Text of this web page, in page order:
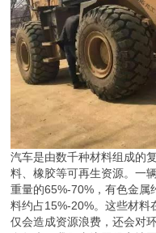
汽车是由数千种材料组成的
料、橡胶等可再生资源。一
重量的65%-70%，有色金属
料约占15%-20%。这些材料
仅会造成资源浪费，还会对